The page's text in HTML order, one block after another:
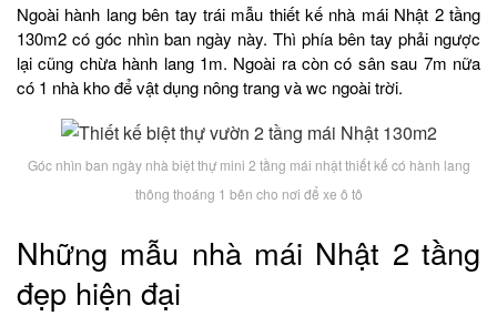
Ngoài hành lang bên tay trái mẫu thiết kế nhà mái Nhật 2 tầng
130m2 có góc nhìn ban ngày này. Thì phía bên tay phải ngược
lại cũng chừa hành lang 1m. Ngoài ra còn có sân sau 7m nữa
có 1 nhà kho để vật dụng nông trang và wc ngoài trời.
Góc nhìn ban ngày nhà biệt thự mini 2 tầng mái nhật thiết kế có hành lang
thông thoáng 1 bên cho nơi để xe ô tô
Những mẫu nhà mái Nhật 2 tầng
đẹp hiện đại